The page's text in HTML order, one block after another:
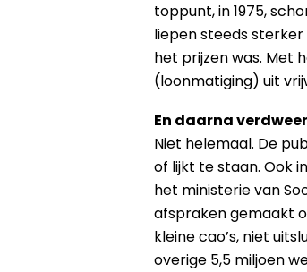
toppunt, in 1975,
liepen steeds
het prijzen was. Met
(loonmatiging) uit
En daarna
Niet helemaal. De
of lijkt te staan. Ook
het ministerie van
afspraken gemaakt
kleine cao’s, niet
overige 5,5 miljoen